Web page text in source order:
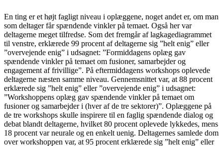
En ting er et højt fagligt niveau i oplæggene, noget andet er, om man
som deltager får spændende vinkler på temaet. Også her var
deltagerne meget tilfredse. Som det fremgår af lagkagediagrammet
til venstre, erklærede 99 procent af deltagerne sig ”helt enig” eller
”overvejende enig” i udsagnet: ”Formiddagens oplæg gav
spændende vinkler på temaet om fusioner, samarbejder og
engagement af frivillige”. På eftermiddagens workshops oplevede
deltagerne næsten samme niveau. Gennemsnittet var, at 88 procent
erklærede sig ”helt enig” eller ”overvejende enig” i udsagnet:
”Workshoppens oplæg gav spændende vinkler på temaet om
fusioner og samarbejder i (hver af de tre sektorer)”. Oplæggene på
de tre workshops skulle inspirere til en faglig spændende dialog og
debat blandt deltagerne, hvilket 80 procent oplevede lykkedes, mens
18 procent var neurale og en enkelt uenig. Deltagernes samlede dom
over workshoppen var, at 95 procent erklærede sig ”helt enig” eller